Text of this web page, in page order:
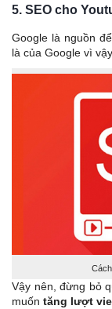
5. SEO cho
Google là nguồn
là của Google vì
Vậy nên, đừng bỏ
muốn tăng lượt